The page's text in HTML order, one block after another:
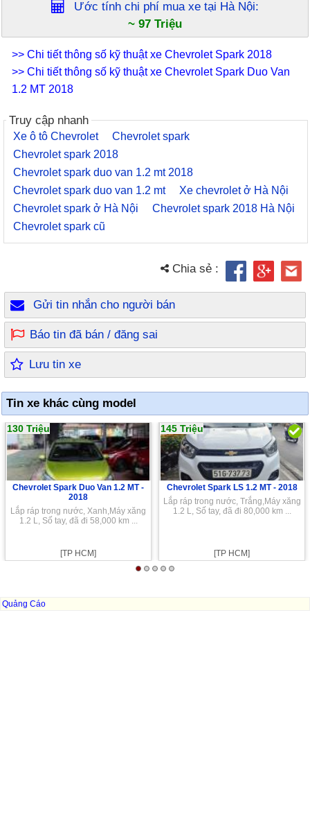
Ước tính chi phí mua xe tại Hà Nội:
~ 97 Triệu
>> Chi tiết thông số kỹ thuật xe Chevrolet Spark 2018
>> Chi tiết thông số kỹ thuật xe Chevrolet Spark Duo Van
1.2 MT 2018
Truy cập nhanh
Xe ô tô Chevrolet
Chevrolet spark
Chevrolet spark 2018
Chevrolet spark duo van 1.2 mt 2018
Chevrolet spark duo van 1.2 mt
Xe chevrolet ở Hà Nội
Chevrolet spark ở Hà Nội
Chevrolet spark 2018 Hà Nội
Chevrolet spark cũ
Chia sẻ :
Gửi tin nhắn cho người bán
Báo tin đã bán / đăng sai
Lưu tin xe
Tin xe khác cùng model
130 Triệu
Chevrolet Spark Duo Van 1.2 MT -
2018
Lắp ráp trong nước, Xanh,Máy xăng
1.2 L, Số tay, đã đi 58,000 km ...
[TP HCM]
145 Triệu
Chevrolet Spark LS 1.2 MT - 2018
Lắp ráp trong nước, Trắng,Máy xăng
1.2 L, Số tay, đã đi 80,000 km ...
[TP HCM]
Quảng Cáo